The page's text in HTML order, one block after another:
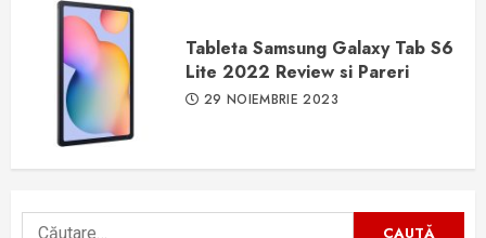
Tableta Samsung Galaxy Tab S6
Lite 2022 Review si Pareri
29 NOIEMBRIE 2023
Caută